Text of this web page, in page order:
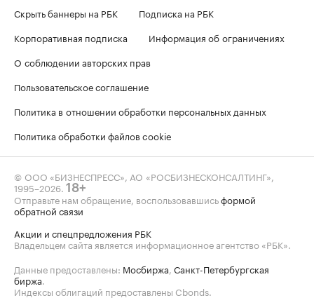
Скрыть баннеры на РБК
Подписка на РБК
Корпоративная подписка
Информация об ограничениях
О соблюдении авторских прав
Пользовательское соглашение
Политика в отношении обработки персональных данных
Политика обработки файлов cookie
© ООО «БИЗНЕСПРЕСС», АО «РОСБИЗНЕСКОНСАЛТИНГ»,
1995–2026. 18+
Отправьте нам обращение, воспользовавшисьформой
обратной связи
Акции и спецпредложения РБК
Владельцем сайта является информационное агентство «РБК».
Данные предоставлены: Мосбиржа, Санкт-Петербургская
биржа.
Индексы облигаций предоставлены Cbonds.